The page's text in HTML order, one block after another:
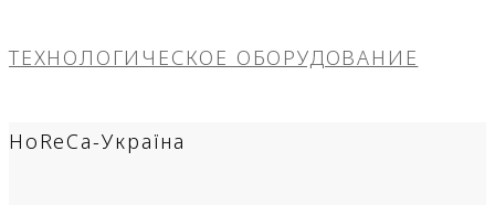
ТЕХНОЛОГИЧЕСКОЕ ОБОРУДОВАНИЕ
HoReCa-Україна